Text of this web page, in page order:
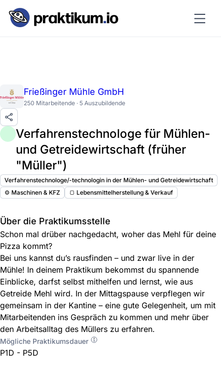
Frießinger Mühle GmbH
250 Mitarbeitende · 5 Auszubildende
Verfahrenstechnologe für Mühlen-
und Getreidewirtschaft (früher
"Müller")
Verfahrenstechnologe/-technologin in der Mühlen- und Getreidewirtschaft
⚙️ Maschinen & KFZ
🍞 Lebensmittelherstellung & Verkauf
Über die Praktikumsstelle
Schon mal drüber nachgedacht, woher das Mehl für deine
Pizza kommt?
Bei uns kannst du’s rausfinden – und zwar live in der
Mühle! In deinem Praktikum bekommst du spannende
Einblicke, darfst selbst mithelfen und lernst, wie aus
Getreide Mehl wird. In der Mittagspause verpflegen wir
gemeinsam in der Kantine – eine gute Gelegenheit, um mit
Mitarbeitenden ins Gespräch zu kommen und mehr über
den Arbeitsalltag des Müllers zu erfahren.
Mögliche Praktikumsdauer
P1D - P5D